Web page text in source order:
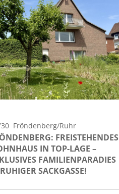
Fröndenberg/Ruhr
FREISTEHENDES
IN TOP-LAGE –
FAMILIENPARADIES
SACKGASSE!